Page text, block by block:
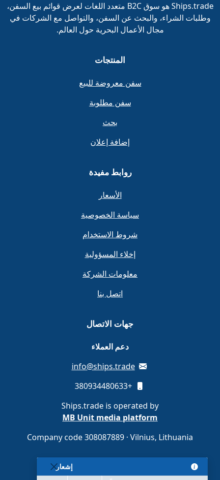
Ships.trade هو سوق B2C متعدد اللغات لعرض قوائم بيع السفن،
وطلبات الشراء، والبحث عن السفن، والتواصل مع الشركات في
مجال الأعمال البحرية حول العالم.
المنتجات
سفن معروضة للبيع
سفن مطلوبة
بحث
إضافة إعلان
روابط مفيدة
الأسعار
سياسة الخصوصية
شروط الاستخدام
إخلاء المسؤولية
معلومات الشركة
اتصل بنا
جهات الاتصال
دعم العملاء
info@ships.trade
+380934480633
Ships.trade is operated by
MB Unit media platform
Company code 308087889 · Vilnius, Lithuania
إشعار